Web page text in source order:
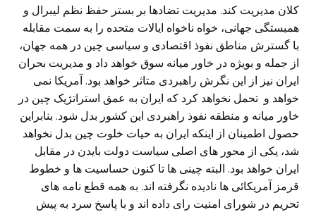
کلان مدیریت کند. مدیریت تضادها بر بستر حفظ نظم لیبرال و
همبستگی جهانی، خواه ناخواه ایالات متحده را به سمت مقابله
با گسترش مناطق نفوذ اقتصادی و سیاسی چین در همه جهان،
از جمله و بویژه در خاور میانه سوق خواهد داد و مدیریت بحران
ایران نیز از این نگرش راهبردی متاثر خواهد بود. آمریکا نمی
خواهد و تحمل نخواهد کرد که ایران به عمق استراتژیک چین در
خاور میانه و منطقه نفوذ راهبردی این کشور بدل شود. بنابراین
حصول اطمینان از اینکه ایران به حیات خلوت چین بدل نخواهد
شد، یکی از محور های اصلی سیاست دولت بایدن در مقابل
ایران خواهد بود. البته چینی ها تا کنون حساسیت ها و خطوط
قرمز آمریکائی ها نادیده نگرفته اند. به همه قطع نامه های
تحریم در شورای امنیت رای داده اند و با پاسخ سرد به پیش